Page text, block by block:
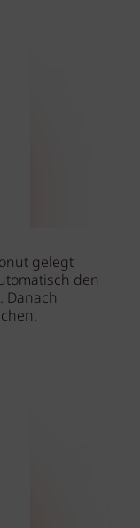
gelegt
den
Danach